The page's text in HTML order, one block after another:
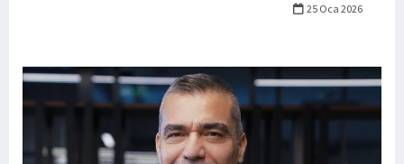
25 Oca 2026